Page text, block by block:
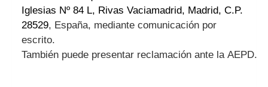
Iglesias Nº 84 L, Rivas Vaciamadrid, Madrid, C.P.
28529, España, mediante comunicación por
escrito.
También puede presentar reclamación ante la AEPD.